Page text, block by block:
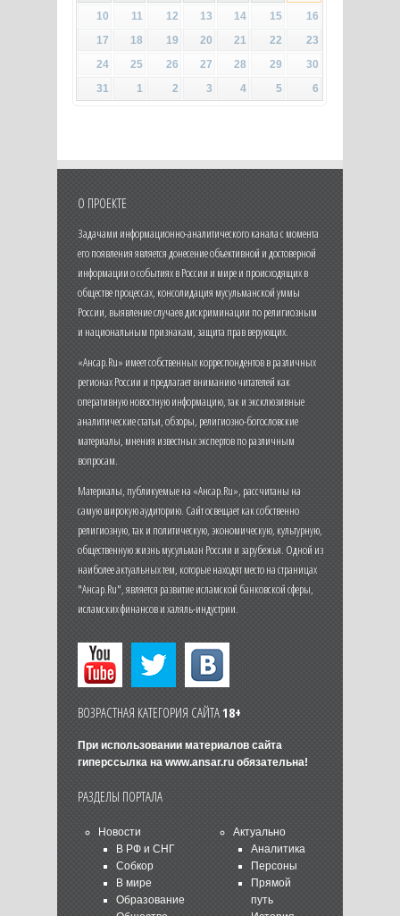
10
11 12 13 14 15
16
17
18 19 20 21 22
23
24
25 26 27 28 29
30
31
1 2 3 4 5 6
О ПРОЕКТЕ
Задачами информационно-аналитического канала с момента
его появления является донесение объективной и достоверной
информации о событиях в России и мире и происходящих в
обществе процессах, консолидация мусульманской уммы
России, выявление случаев дискриминации по религиозным
и национальным признакам, защита прав верующих.
«Ансар.Ru» имеет собственных корреспондентов в различных
регионах России и предлагает вниманию читателей как
оперативную новостную информацию, так и эксклюзивные
аналитические статьи, обзоры, религиозно-богословские
материалы, мнения известных экспертов по различным
вопросам.
Материалы, публикуемые на «Ансар.Ru», рассчитаны на
самую широкую аудиторию. Сайт освещает как собственно
религиозную, так и политическую, экономическую, культурную,
общественную жизнь мусульман России и зарубежья. Одной из
наиболее актуальных тем, которые находят место на страницах
"Ансар.Ru", является развитие исламской банковской сферы,
исламских финансов и халяль-индустрии.
ВОЗРАСТНАЯ КАТЕГОРИЯ САЙТА18+
При использовании материалов сайта
гиперссылка на www.ansar.ruобязательна!
РАЗДЕЛЫ ПОРТАЛА
Новости
В РФ и СНГ
Собкор
В мире
Образование
Актуально
Аналитика
Персоны
Прямой
путь